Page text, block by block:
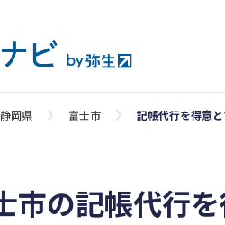
静岡県 富士市 記帳代行を得意
市の記帳代行